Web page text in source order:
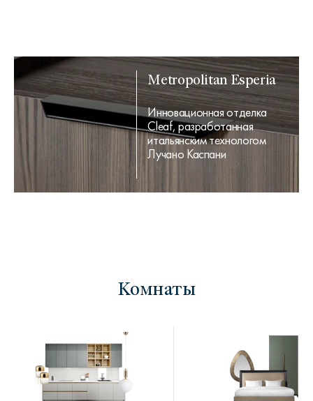
Metropolitan Esperia
Инновационная отделка
Cleaf, разработанная
итальянским технологом
Лучано Каспани
Комнаты